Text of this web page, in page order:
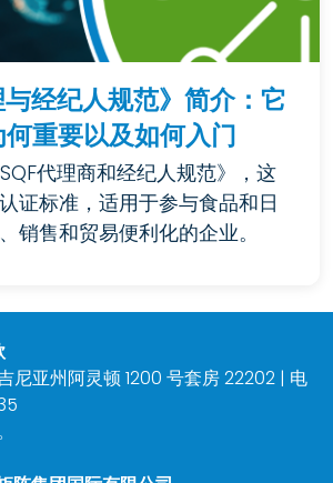
与经纪人规范》简介：它
重要以及如何入门
代理商和经纪人规范》，这
证标准，适用于参与食品和日
销售和贸易便利化的企业。
尼亚州阿灵顿 1200 号套房 22202 | 电